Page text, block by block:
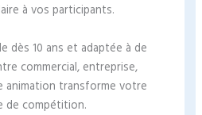
à vos participants.
dès 10 ans et adaptée à de
commercial, entreprise,
transforme votre
de compétition.